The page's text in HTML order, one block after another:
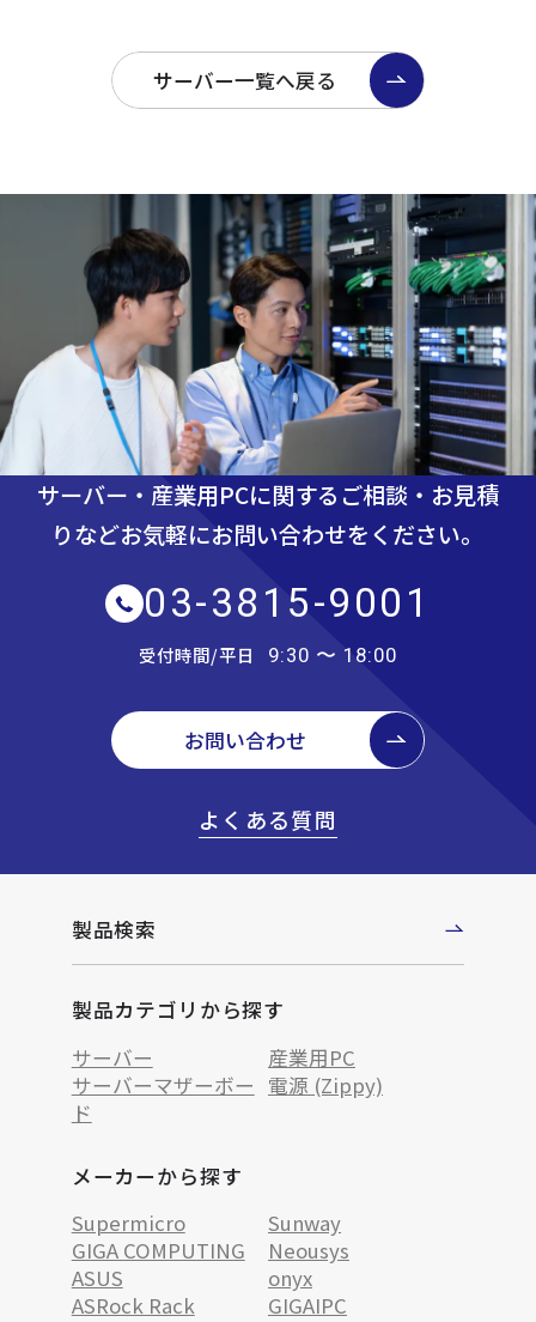
サーバー一覧へ戻る
サーバー・産業用PCに関するご相談・お見積
りなどお気軽にお問い合わせをください。
03-3815-9001
受付時間/平日 9:30 〜 18:00
お問い合わせ
よくある質問
製品検索
製品カテゴリから探す
サーバー
産業用PC
サーバーマザーボー
ド
電源 (Zippy)
メーカーから探す
Supermicro
Sunway
GIGA COMPUTING
Neousys
ASUS
onyx
ASRock Rack
GIGAIPC